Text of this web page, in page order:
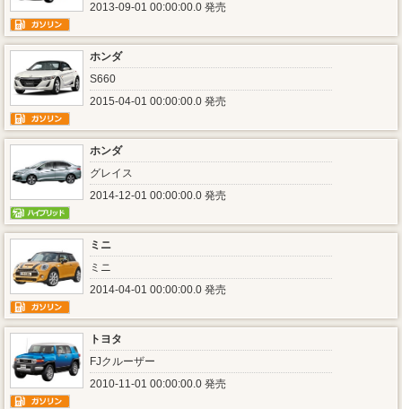
2013-09-01 00:00:00.0 発売
ホンダ
S660
2015-04-01 00:00:00.0 発売
ホンダ
グレイス
2014-12-01 00:00:00.0 発売
ミニ
ミニ
2014-04-01 00:00:00.0 発売
トヨタ
FJクルーザー
2010-11-01 00:00:00.0 発売